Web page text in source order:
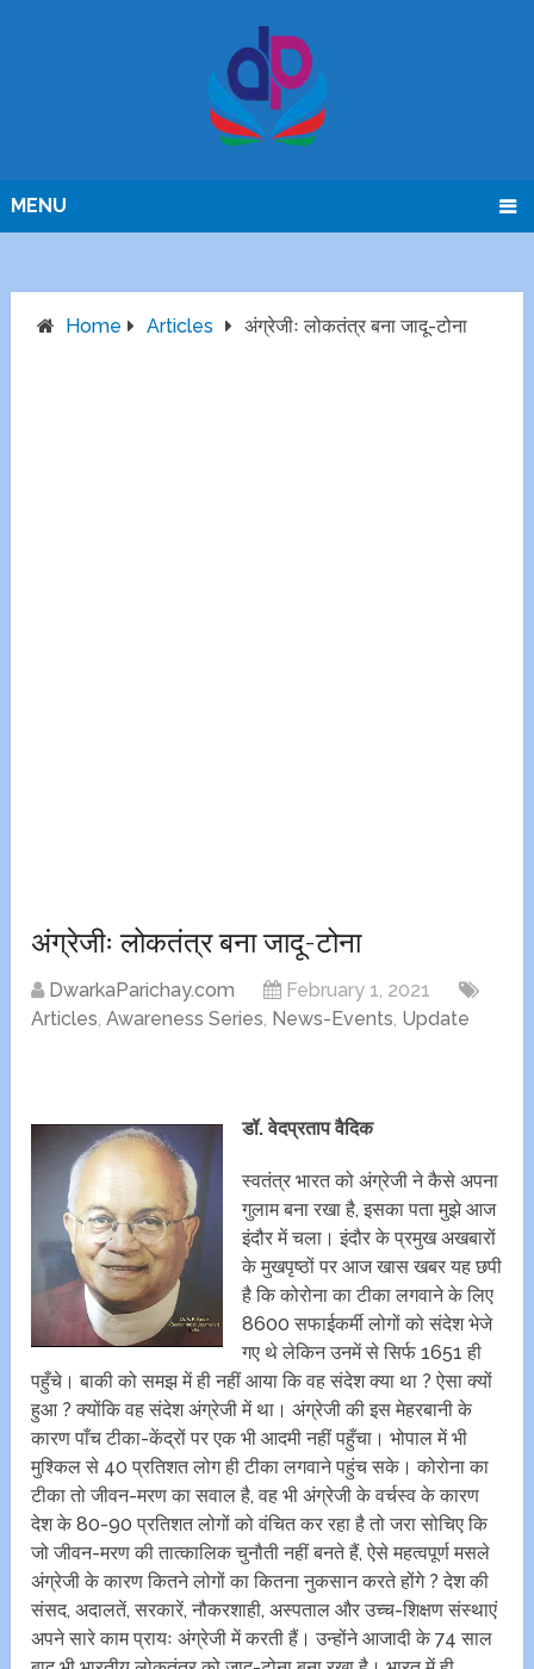
MENU
Home Articles अंग्रेजीः लोकतंत्र बना जादू-टोना
अंग्रेजीः लोकतंत्र बना जादू-टोना
DwarkaParichay.com
February 1, 2021
Articles,Awareness Series, News-Events, Update
डॉ. वेदप्रताप वैदिक
स्वतंत्र भारत को अंग्रेजी ने कैसे अपना
गुलाम बना रखा है, इसका पता मुझे आज
इंदौर में चला। इंदौर के प्रमुख अखबारों
के मुखपृष्ठों पर आज खास खबर यह छपी
है कि कोरोना का टीका लगवाने के लिए
8600 सफाईकर्मी लोगों को संदेश भेजे
गए थे लेकिन उनमें से सिर्फ 1651 ही
पहुँचे। बाकी को समझ में ही नहीं आया कि वह संदेश क्या था ? ऐसा क्यों
हुआ ? क्योंकि वह संदेश अंग्रेजी में था। अंग्रेजी की इस मेहरबानी के
कारण पाँच टीका-केंद्रों पर एक भी आदमी नहीं पहुँचा। भोपाल में भी
मुश्किल से 40 प्रतिशत लोग ही टीका लगवाने पहुंच सके। कोरोना का
टीका तो जीवन-मरण का सवाल है, वह भी अंग्रेजी के वर्चस्व के कारण
देश के 80-90 प्रतिशत लोगों को वंचित कर रहा है तो जरा सोचिए कि
जो जीवन-मरण की तात्कालिक चुनौती नहीं बनते हैं, ऐसे महत्वपूर्ण मसले
अंग्रेजी के कारण कितने लोगों का कितना नुकसान करते होंगे ? देश की
संसद, अदालतें, सरकारें, नौकरशाही, अस्पताल और उच्च-शिक्षण संस्थाएं
अपने सारे काम प्रायः अंग्रेजी में करती हैं। उन्होंने आजादी के 74 साल